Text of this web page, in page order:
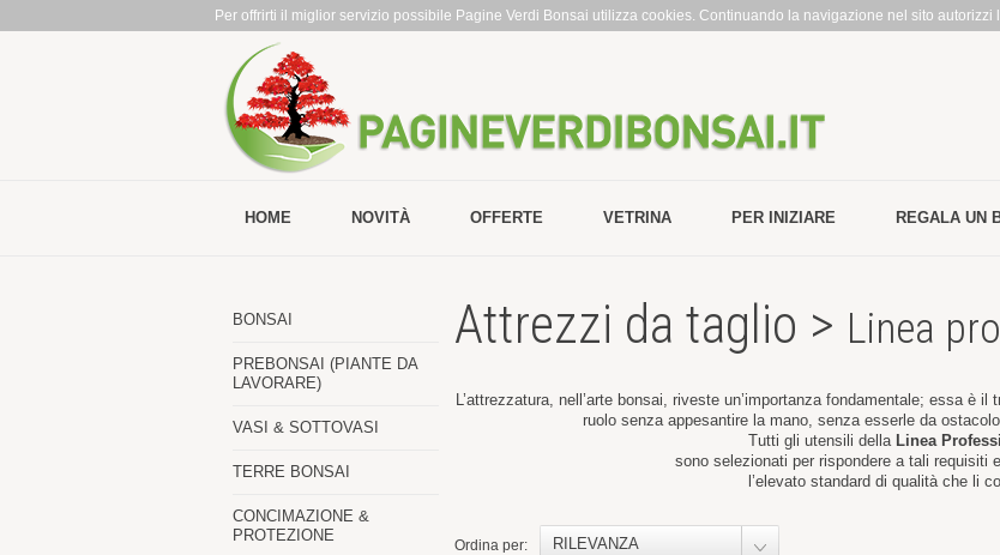
Per offrirti il miglior servizio possibile Pagine Verdi Bonsai utilizza cookies. Continuando la navigazione nel sito autorizzi
HOME NOVITÀ OFFERTE VETRINA PER INIZIARE REGALA UN
BONSAI
PREBONSAI (PIANTE DA
LAVORARE)
VASI & SOTTOVASI
TERRE BONSAI
CONCIMAZIONE &
PROTEZIONE
Attrezzi da taglio > Linea
L’attrezzatura, nell’arte bonsai, riveste un’importanza fondamentale; essa è
ruolo senza appesantire la mano, senza esserle da
Tutti gli utensili della Linea
sono selezionati per rispondere a tali requisiti
l’elevato standard di qualità che li
Ordina per: RILEVANZA